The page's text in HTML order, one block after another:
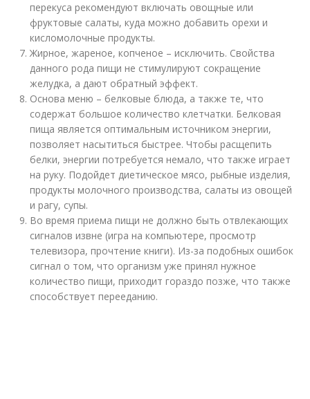
перекуса рекомендуют включать овощные или
фруктовые салаты, куда можно добавить орехи и
кисломолочные продукты.
Жирное, жареное, копченое – исключить. Свойства
данного рода пищи не стимулируют сокращение
желудка, а дают обратный эффект.
Основа меню – белковые блюда, а также те, что
содержат большое количество клетчатки. Белковая
пища является оптимальным источником энергии,
позволяет насытиться быстрее. Чтобы расщепить
белки, энергии потребуется немало, что также играет
на руку. Подойдет диетическое мясо, рыбные изделия,
продукты молочного производства, салаты из овощей
и рагу, супы.
Во время приема пищи не должно быть отвлекающих
сигналов извне (игра на компьютере, просмотр
телевизора, прочтение книги). Из-за подобных ошибок
сигнал о том, что организм уже принял нужное
количество пищи, приходит гораздо позже, что также
способствует перееданию.